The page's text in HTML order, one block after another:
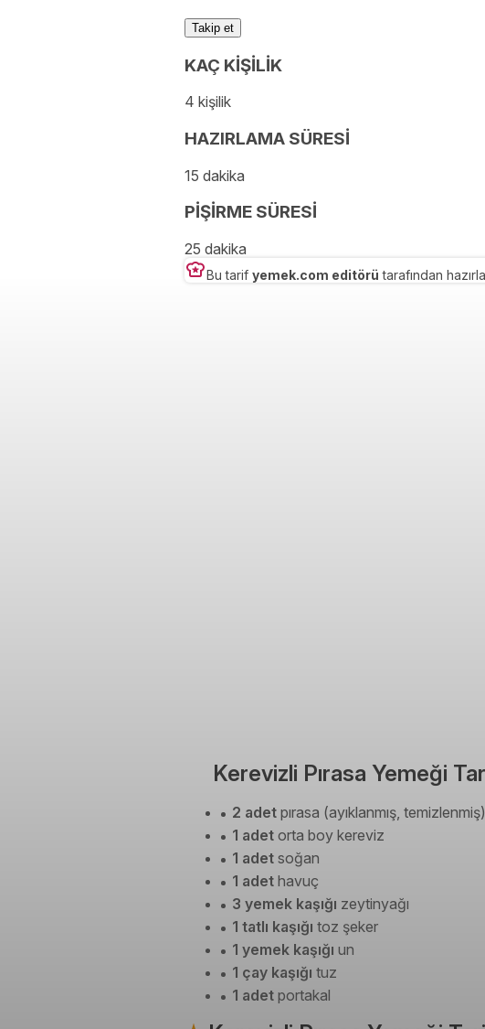
Takip et
KAÇ KİŞİLİK
4 kişilik
HAZIRLAMA SÜRESİ
15 dakika
PİŞİRME SÜRESİ
25 dakika
Bu tarif yemek.com editörü tarafından
Kerevizli Pırasa Yemeği
2 adet pırasa (ayıklanmış, temizlenmiş)
1 adet orta boy kereviz
1 adet soğan
1 adet havuç
3 yemek kaşığı zeytinyağı
1 tatlı kaşığı toz şeker
1 yemek kaşığı un
1 çay kaşığı tuz
1 adet portakal